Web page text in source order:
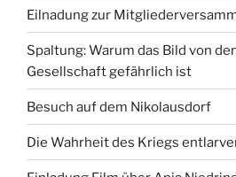
Eilnadung zur
Spaltung: Warum das Bild von
Gesellschaft gefährlich ist
Besuch auf dem Nikolausdorf
Die Wahrheit des Kriegs